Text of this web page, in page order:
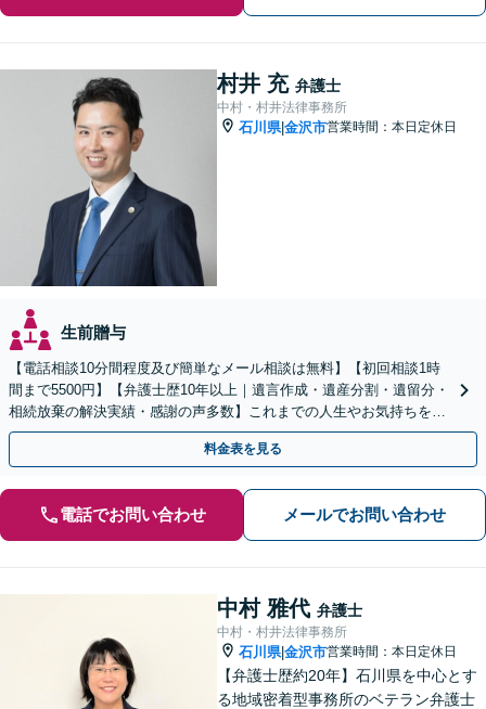
村井 充 弁護士
中村・村井法律事務所
石川県|金沢市営業時間：本日定休日
生前贈与
【電話相談10分間程度及び簡単なメール相談は無料】【初回相談1時
間まで5500円】【弁護士歴10年以上｜遺言作成・遺産分割・遺留分・
相続放棄の解決実績・感謝の声多数】これまでの人生やお気持ちを汲
み取り、想いに寄り添った解決方法を提案します。
料金表を見る
電話でお問い合わせ メールでお問い合わせ
中村 雅代 弁護士
中村・村井法律事務所
石川県|金沢市営業時間：本日定休日
【弁護士歴約20年】石川県を中心とす
る地域密着型事務所のベテラン弁護士